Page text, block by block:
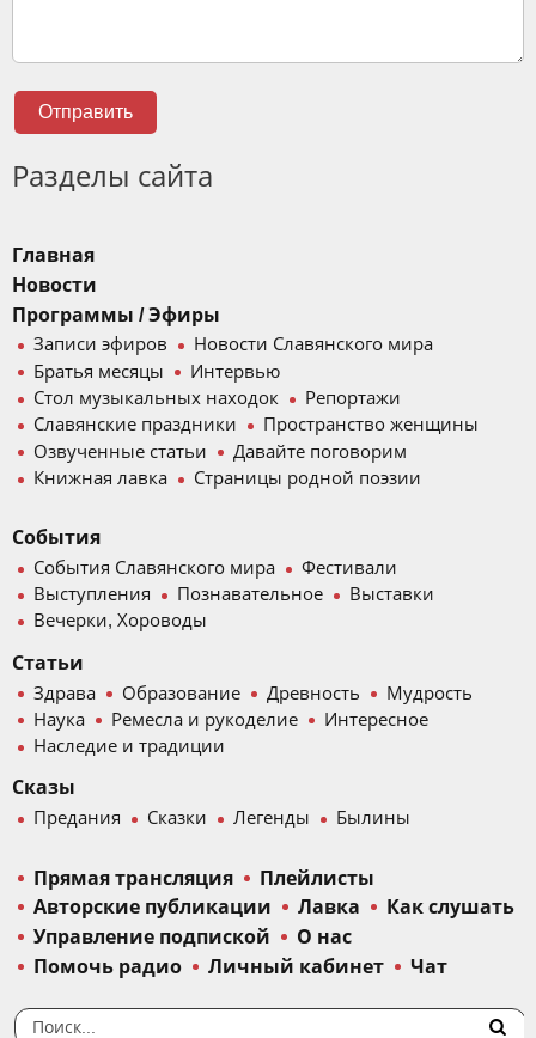
Отправить
Разделы сайта
Главная
Новости
Программы / Эфиры
Записи эфиров
Новости Славянского мира
Братья месяцы
Интервью
Стол музыкальных находок
Репортажи
Славянские праздники
Пространство женщины
Озвученные статьи
Давайте поговорим
Книжная лавка
Страницы родной поэзии
События
События Славянского мира
Фестивали
Выступления
Познавательное
Выставки
Вечерки, Хороводы
Статьи
Здрава Образование Древность
Мудрость
Наука
Ремесла и рукоделие
Интересное
Наследие и традиции
Сказы
Предания Сказки Легенды Былины
Прямая трансляция
Плейлисты
Авторские публикации
Лавка
Как слушать
Управление подпиской
О нас
Помочь радио
Личный кабинет Чат